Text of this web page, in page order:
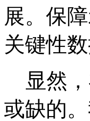
展。保
关键性
显然，
或缺的